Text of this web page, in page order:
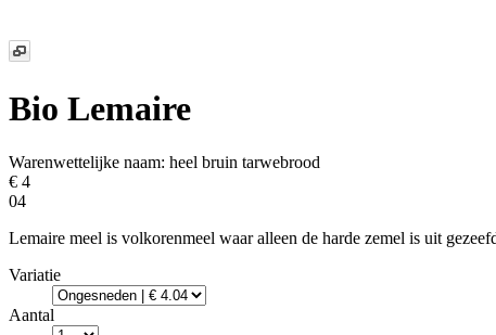
Bio Lemaire
Warenwettelijke naam: heel bruin tarwebrood
€ 4
04
Lemaire meel is volkorenmeel waar alleen de harde zemel is uit
Variatie
Aantal